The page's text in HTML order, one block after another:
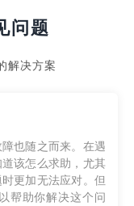
问题
解决方案
也随之而来。在遇
该怎么求助，尤其
更加无法应对。但
帮助你解决这个问